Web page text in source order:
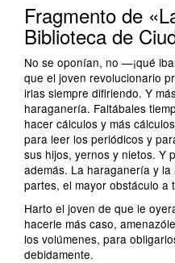
Fragmento de
Biblioteca de
No se oponían, no —¡qué
que el joven revolucionario
irlas siempre difiriendo. Y
haraganería. Faltábales
hacer cálculos y más
para leer los periódicos y
sus hijos, yernos y nietos. Y
además. La haraganería y
partes, el mayor obstáculo a
Harto el joven de que le
hacerle más caso,
los volúmenes, para
debidamente.